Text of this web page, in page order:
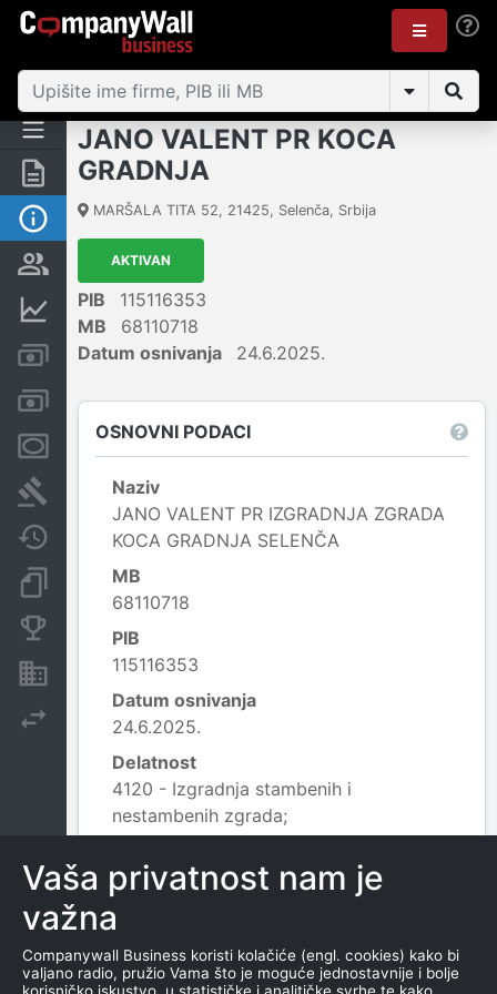
Rezime
Osnovni podaci
Vlasnička struktura
Finansijski podaci
Kreditni limit kompanije
Računi i blokade
Menice i zaloge
Sudski sporovi
Javne nabavke
Dokumenti i objave
Konkurentske kompanije
Nekretnine i imovina
JANO VALENT PR KOCA
GRADNJA
MARŠALA TITA 52, 21425, Selenča, Srbija
AKTIVAN
PIB
115116353
MB
68110718
Datum osnivanja
24.6.2025.
OSNOVNI PODACI
Naziv
JANO VALENT PR IZGRADNJA ZGRADA
KOCA GRADNJA SELENČA
MB
68110718
PIB
115116353
Datum osnivanja
24.6.2025.
Delatnost
4120 - Izgradnja stambenih i
nestambenih zgrada;
Leaflet |© OpenStreetMap contributors
KONTAKTI
TEL
Vaša privatnost nam je
važna
Companywall Business koristi kolačiće (engl. cookies) kako bi
valjano radio, pružio Vama što je moguće jednostavnije i bolje